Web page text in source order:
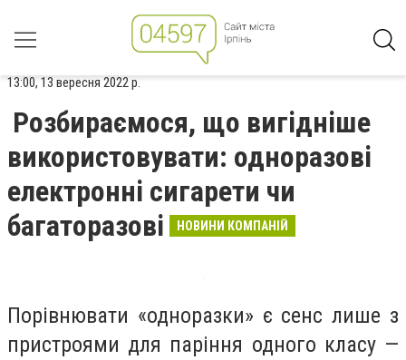
13:00, 13 вересня 2022 р.
Розбираємося, що вигідніше
використовувати: одноразові
електронні сигарети чи
багаторазові
НОВИНИ КОМПАНІЙ
Порівнювати «одноразки» є сенс лише з
пристроями для паріння одного класу —